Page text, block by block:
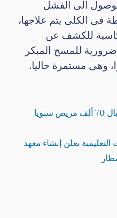
الى الفشل
فى الكلى يتم علاجها،
للكشف عن
ضرورية للمسح المبكر
وهى مستمرة حاليا.
عميد معهد الكلى: استقبال 70 ألف مريض سنويا
يعلن إنشاء معهد